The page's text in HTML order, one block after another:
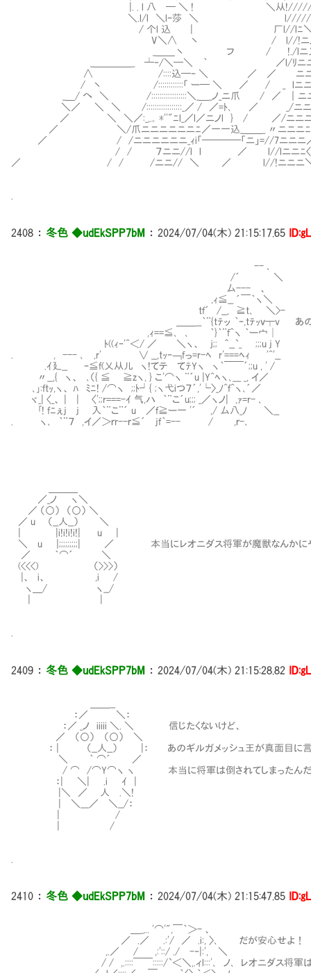
|. . l 八 ─ ＼ ! ＼从!///////
＼.l/l ＼lｰ莎 ＼ l/////「＼/＼
/ 个l 込 | 厂l//lﾆ＼/＼ﾆﾆ＼
V＼∧ 丶 / l//!ニノニﾆ＼ﾆﾆ
_＿＿丶 フ / !./lニ乂_ニﾆﾆ)-
_＿＿＿＿_ ┴‐/＼─＼ ｀ ／l/ﾘニニニニ
∧ /::::込─‐ ＼ ／ ／ Ⅵニニニニニ
/ 丶 /::::::::::::「 ー─ ＼ ／ / _ lニニニニ
_＿/ へ ＼ /:::::::::::::::::＼_＿_ノ_ニ爪 / ／ ｜ニニニニ
＼／ ＼ ＼ /:::::::::::::::::_／ / ／=ﾄ､ ／ _/ニニ
／ ＼ ＼／:_,.｡ *''"ﾆl_／l／ニノl } / ／/ニ
／ ＼/爪ニニニニニニﾆ／一一込_＿＿_
／ / /ニニニニニニ_ｨi「────「ニ」=//
/ / ７ニニ//l l ／ l//lニニﾆ
／ / / /ニニ// ＼ ／ l//!ニニニ
2408 ： 冬色 ◆udEkSPP7bM ： 2024/07/04(木) 21:15:17.65
-- ､
/´ ＼
厶--- 、
,ｨ≦__ ´￣｀ヽ＼
tｆ´ /__, ≧t､ ＼>-
＿＿__｀¨{tﾃッ ｀ｰ,tﾃｯｖ┬v あのレオニ
,ｨ==≦､ ､ ｀}｀¨f^ヽ ｀ー宀│
ﾄ((ｨｰ'^＜/ ／ ＼ヽ、 ｊ;; ＾__`_ ;;;u j Y
. , --- ､ ,r' ∨ __,tｯｰ￢fっ=r-ﾍ r'===ﾍｨ '^'__
.ｲ廴__ ｰ≦f(乂从儿 ヽ!てテ てﾃYヽ ヽ｀￣￣´;;u , ' /
〃__,{ ヽ、 ､（{ ≦ ≧zヽ, } こ'⌒ヽ ¨´u |Y^ﾍヽ､___ _, イ／
､｣:ｆtｯ,ヽ、 ﾊ ﾐﾆ! /⌒ヽ ;;ﾄ┘{ ;ヽ弋iつ７´,'└〉_ﾉ^ｆ^ヽ､´／
ヾ_| 〈_、 | | 〈';;r===-ｲ 气,ハ ｀¨こ´u;;; _／ヽノ| ,ｧ=r- ､
｢! fﾆぇj j 入｀¨こ¨´ u ／ｆ≧ー一 '´ ,/ 厶八_ﾉ ＼__
. ヽ､ ｀¨７ ,イ／＞ｒr--ｒ≦´ jｆ｀=-- / ,ｒ-､
／_ノ ヽ＼
／ （○） （○） ＼
／ u （__人__） ＼
| |i!i!i!i!| u |
＼ u |;;;;;;;;;| ／ 本当にレオニダス将軍が魔獣なんかにや
／ ｀⌒´ ＼
(<<<) （>>>）
|、 i、 ,i /
ヽ＿/ ヽ__/
2409 ： 冬色 ◆udEkSPP7bM ： 2024/07/04(木) 21:15:28.82
：／ ＼：
：／ _ノ iiiii ＼. ＼ 信じたくないけど、
／ （○） （○） ＼
： | （__人__） |： あのギルガメッシュ王が真面目に言っ
＼ ｀ ⌒´ ／
/ ⌒ /⌒Y⌒ヽ ヽ 本当に将軍は倒されてしまったん
：| ＼| .i ｲ |
|＼ ／ 人 .＼!
| ＼___／ ＼__/：
| /
| /
2410 ： 冬色 ◆udEkSPP7bM ： 2024/07/04(木) 21:15:47.85
＿_,.. '⌒'",￣｀＞- 、
／ .／ .:'/ ／ .i:, 〉､ だが安心せよ！
,.／ / ,:'::/ ./ -‐|:', ＼
/ / ,.::::￣￣:::::/`＜＼,.ィl:::'､ ノ､ レオニダス将軍はそ